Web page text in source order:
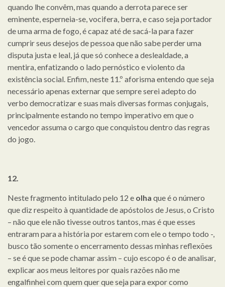
quando lhe convêm, mas quando a derrota parece ser
eminente, esperneia-se, vocifera, berra, e caso seja portador
de uma arma de fogo, é capaz até de sacá-la para fazer
cumprir seus desejos de pessoa que não sabe perder uma
disputa justa e leal, já que só conhece a deslealdade, a
mentira, enfatizando o lado pernóstico e violento da
existência social. Enfim, neste 11.º aforisma entendo que seja
necessário apenas externar que sempre serei adepto do
verbo democratizar e suas mais diversas formas conjugais,
principalmente estando no tempo imperativo em que o
vencedor assuma o cargo que conquistou dentro das regras
do jogo.
12.
Neste fragmento intitulado pelo 12 e olha que é o número
que diz respeito à quantidade de apóstolos de Jesus, o Cristo
– não que ele não tivesse outros tantos, mas é que esses
entraram para a história por estarem com ele o tempo todo -,
busco tão somente o encerramento dessas minhas reflexões
– se é que se pode chamar assim – cujo escopo é o de analisar,
explicar aos meus leitores por quais razões não me
engalfinhei com quem quer que seja para expor como